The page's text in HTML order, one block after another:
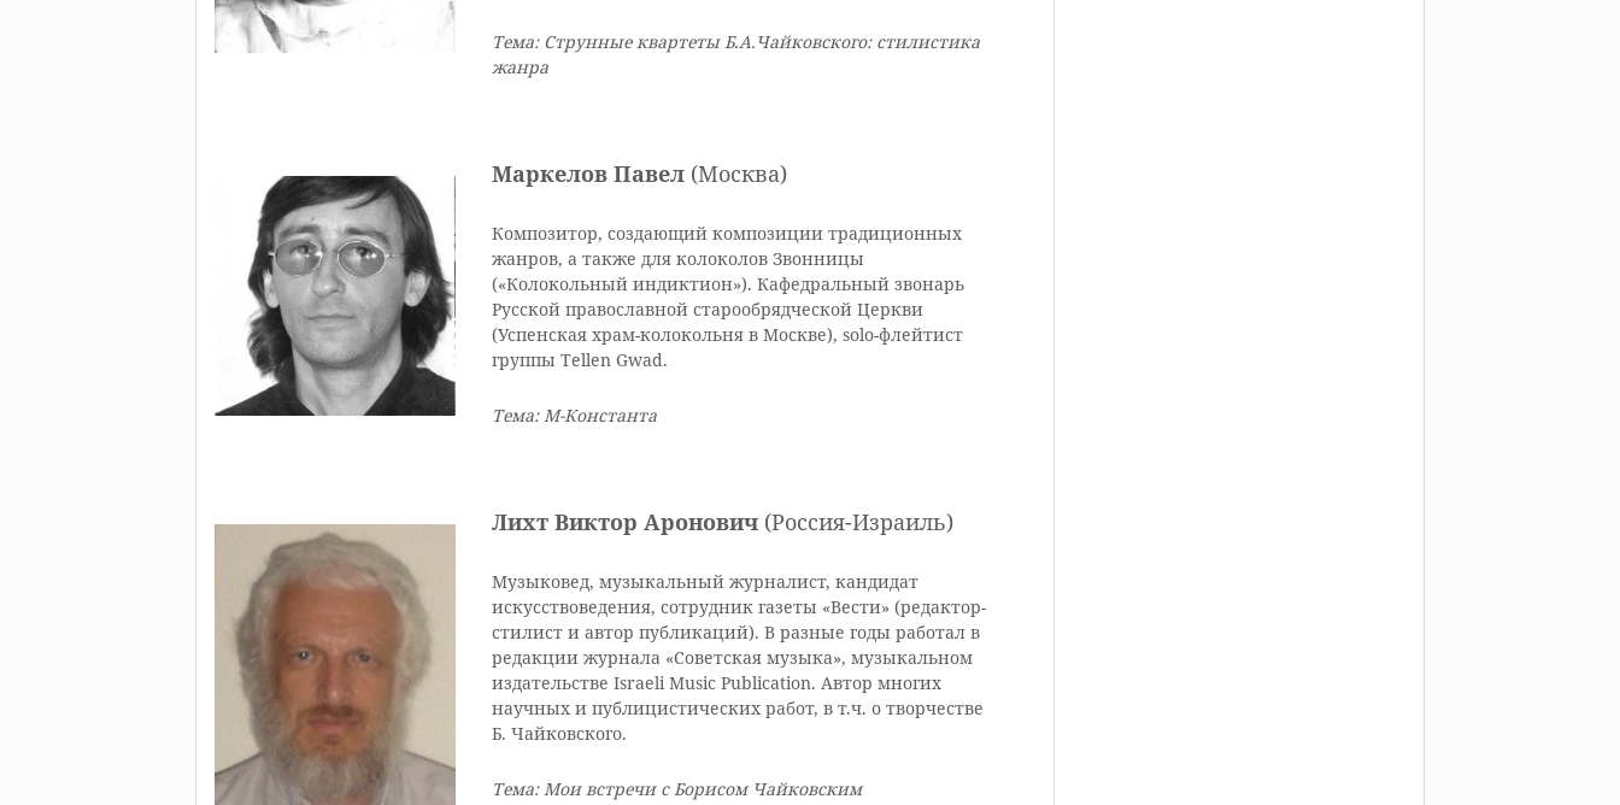
Тема: Струнные квартеты Б.А.Чайковского: стилистика
жанра
Маркелов Павел (Москва)
Композитор, создающий композиции традиционных
жанров, а также для колоколов Звонницы
(«Колокольный индиктион»). Кафедральный звонарь
Русской православной старообрядческой Церкви
(Успенская храм-колокольня в Москве), solo-флейтист
группы Tellen Gwad.
Тема: М-Константа
Лихт Виктор Аронович (Россия-Израиль)
Музыковед, музыкальный журналист, кандидат
искусствоведения, сотрудник газеты «Вести» (редактор-
стилист и автор публикаций). В разные годы работал в
редакции журнала «Советская музыка», музыкальном
издательстве Israeli Music Publication. Автор многих
научных и публицистических работ, в т.ч. о творчестве
Б. Чайковского.
Тема: Мои встречи с Борисом Чайковским